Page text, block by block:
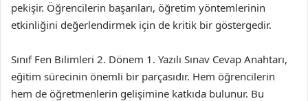
pekişir. Öğrencilerin başarıları, öğretim yöntemlerinin
etkinliğini değerlendirmek için de kritik bir göstergedir.
Sınıf Fen Bilimleri 2. Dönem 1. Yazılı Sınav Cevap Anahtarı,
eğitim sürecinin önemli bir parçasıdır. Hem öğrencilerin
hem de öğretmenlerin gelişimine katkıda bulunur. Bu